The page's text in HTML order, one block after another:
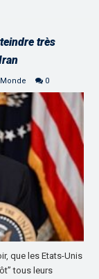
très
Monde 0
que les Etats-Unis
tous leurs